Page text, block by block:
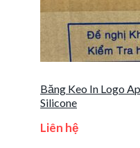
Băng Keo In Logo
Silicone
Liên hệ